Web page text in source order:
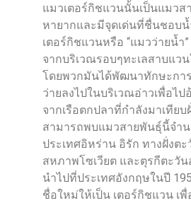
แมวเตอร์กิชแวนนั้นเป็นแมว
หายากและมีจุดเด่นที่ชื่นชอบน้
เตอร์กิชแวนหรือ “แมวว่ายน้ำ
จากบริเวณรอบๆทะเลสาบแว
โดยพวกมันได้พัฒนาทักษะการ
ว่ายลงไปในบริเวณอ่าวเพื่อไ
จากเรือตกปลาที่กำลังมาเทียบ
สามารถพบแมวสายพันธุ์นี้จำ
ประเทศอิหร่าน อิรัก ทางฝั่งตะ
สหภาพโซเวียต และตุรกีตะวั
นำไปที่ประเทศอังกฤษในปี
ชื่อใหม่ให้เป็น เตอร์กิชแวน เ